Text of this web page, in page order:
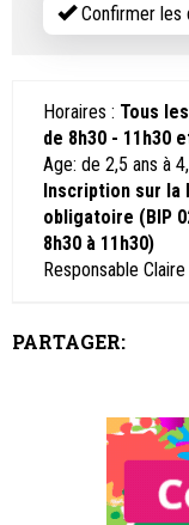
Confirmer les
Horaires : Tous
de 8h30 - 11h30
Age: de 2,5 ans à
Inscription sur
obligatoire (BIP
8h30 à 11h30)
Responsable
PARTAGER: